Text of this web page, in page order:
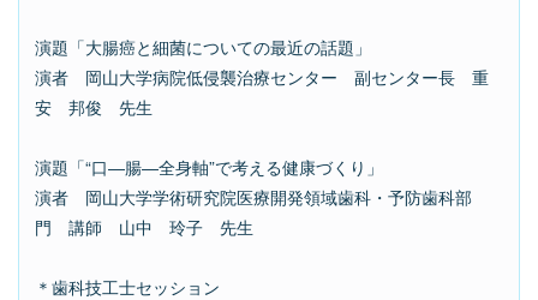
演題「大腸癌と細菌についての最近の話題」
演者 岡山大学病院低侵襲治療センター 副センター長 重
安 邦俊 先生
演題「“口―腸―全身軸”で考える健康づくり」
演者 岡山大学学術研究院医療開発領域歯科・予防歯科部
門 講師 山中 玲子 先生
＊歯科技工士セッション